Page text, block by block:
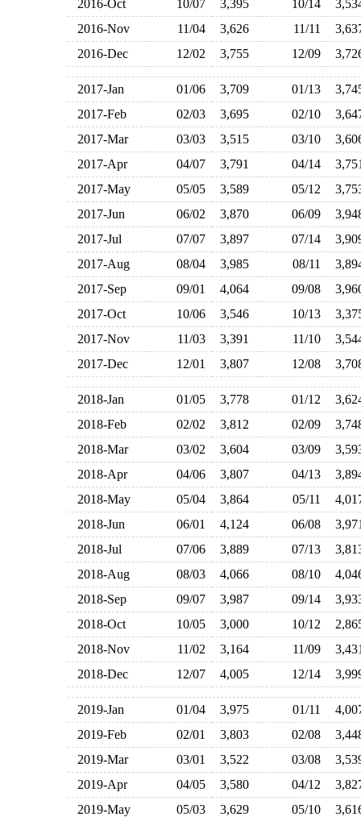
2016-Oct 10/07 3,395 10/14
2016-Nov
11/04 3,626 11/11
2016-Dec
12/02 3,755 12/09
2017-Jan 01/06 3,709 01/13
2017-Feb
02/03 3,695 02/10
2017-Mar
03/03 3,515 03/10
2017-Apr
04/07 3,791 04/14
2017-May
05/05 3,589 05/12
2017-Jun
06/02 3,870 06/09
2017-Jul
07/07 3,897 07/14
2017-Aug
08/04 3,985 08/11
2017-Sep
09/01 4,064 09/08
2017-Oct
10/06 3,546 10/13
2017-Nov
11/03 3,391 11/10
2017-Dec
12/01 3,807 12/08
2018-Jan 01/05 3,778 01/12
2018-Feb
02/02 3,812 02/09
2018-Mar
03/02 3,604 03/09
2018-Apr
04/06 3,807 04/13
2018-May
05/04 3,864 05/11
2018-Jun
06/01 4,124 06/08
2018-Jul
07/06 3,889 07/13
2018-Aug
08/03 4,066 08/10
2018-Sep
09/07 3,987 09/14
2018-Oct
10/05 3,000 10/12
2018-Nov
11/02 3,164 11/09
2018-Dec
12/07 4,005 12/14
2019-Jan 01/04 3,975 01/11
2019-Feb
02/01 3,803 02/08
2019-Mar
03/01 3,522 03/08
2019-Apr
04/05 3,580 04/12
2019-May
05/03 3,629 05/10